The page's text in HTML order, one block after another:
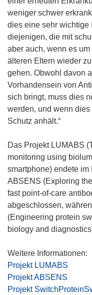
weniger schwer
dies eine sehr wichtige
diejenigen, die mit
aber auch, wenn es
älteren Eltern wieder
gehen. Obwohl davon
Vorhandensein von
sich bringt, muss dies
werden, und wenn
Schutz anhält.“
Das Projekt LUMABS
monitoring using
smartphone) endete
ABSENS (Exploring
fast point-of-care
abgeschlossen,
(Engineering protein
biology and
Projekt LUMABS
Projekt ABSENS
Projekt